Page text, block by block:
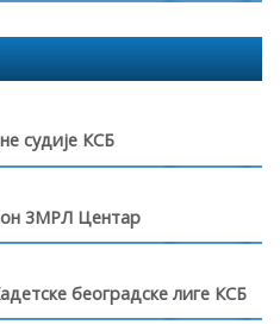
судије КСБ
3МРЛ Центар
београдске лиге КСБ